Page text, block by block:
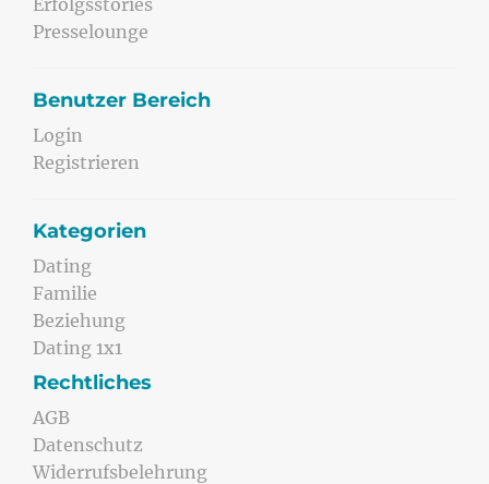
Presselounge
Benutzer Bereich
Login
Registrieren
Kategorien
Dating
Familie
Beziehung
Dating 1x1
Rechtliches
AGB
Datenschutz
Widerrufsbelehrung